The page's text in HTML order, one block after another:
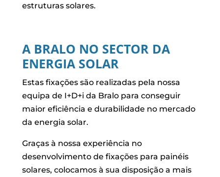
estruturas solares.
A BRALO NO SECTOR DA
ENERGIA SOLAR
Estas fixações são realizadas pela nossa
equipa de I+D+i da Bralo para conseguir
maior eficiência e durabilidade no mercado
da energia solar.
Graças à nossa experiência no
desenvolvimento de fixações para painéis
solares, colocamos à sua disposição a mais